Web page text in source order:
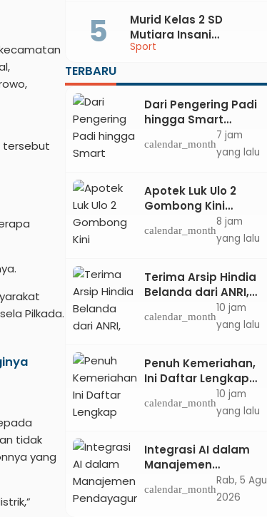
tersebut
Pilkada.
tidak
yang
Sport
Murid Kelas 2 SD
Mutiara Insani
Muhammadiyah
dan Perak di Kejurda
2026
TERBARU
Dari Pengering Padi
hingga Smart
Parking: Mahasiswa
UPB Unjuk Gigi Lewat
calendar_month
7 jam
yang lalu
Apotek Luk Ulo 2
Gombong Kini
Dilengkapi Layanan
Dokter Spesialis Anak
calendar_month
8 jam
yang lalu
Terima Arsip Hindia
Belanda dari ANRI,
Pemkab Kebumen
Dorong Integrasi
Pertanian
calendar_month
10 jam
yang lalu
Penuh Kemeriahan,
Ini Daftar Lengkap
Agenda Peringatan
HUT ke-81 RI dan Hari
calendar_month
10 jam
yang lalu
Integrasi AI dalam
Manajemen
Pendayagunaan ZIS
untuk Mendukung
calendar_month
Rab, 5 Agu
2026